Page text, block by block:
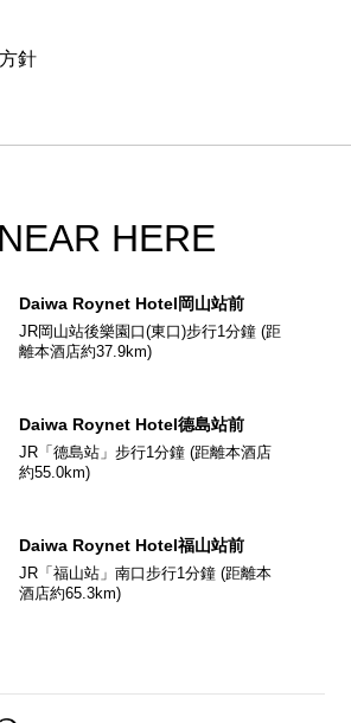
針
NEAR HERE
Daiwa Roynet Hotel岡山站前
JR岡山站後樂園口(東口)步行1分鐘 (距
離本酒店約37.9km)
Daiwa Roynet Hotel德島站前
JR「德島站」步行1分鐘 (距離本酒店
約55.0km)
Daiwa Roynet Hotel福山站前
JR「福山站」南口步行1分鐘 (距離本
酒店約65.3km)